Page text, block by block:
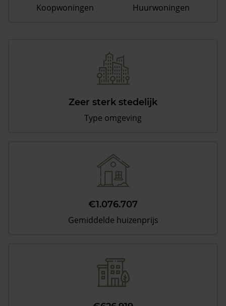
Koopwoningen
Huurwoningen
Zeer sterk stedelijk
Type omgeving
€1.076.707
Gemiddelde huizenprijs